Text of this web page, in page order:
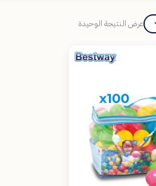
عرض النتيجة الوحيدة